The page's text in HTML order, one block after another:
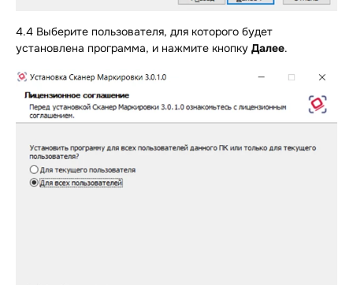
4.4 Выберите пользователя, для которого будет
установлена программа, и нажмите кнопку Далее.